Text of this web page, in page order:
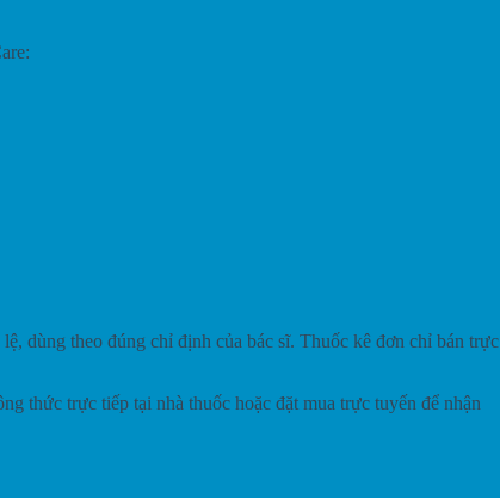
dùng theo đúng chỉ định của bác sĩ. Thuốc kê đơn chỉ bán trực
thức trực tiếp tại nhà thuốc hoặc đặt mua trực tuyến để nhận